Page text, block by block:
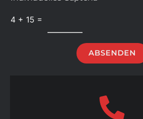
4 + 15 =
ABSENDEN